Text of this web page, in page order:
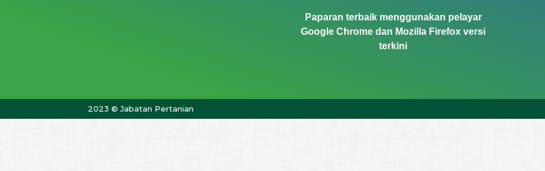
Paparan terbaik menggunakan pelayar
Google Chrome dan Mozilla Firefox versi
terkini
2023 © Jabatan Pertanian